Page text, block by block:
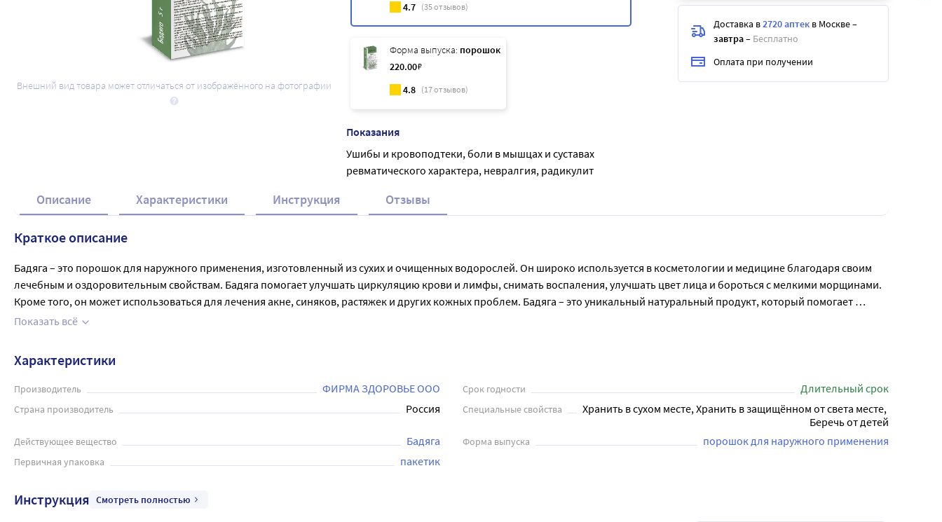
Внешний вид товара может отличаться от изображённого на фотографии
4.7 (35отзывов)
Форма выпуска: порошок
220.00₽
4.8 (17отзывов)
Показания
Ушибы и кровоподтеки, боли в мышцах и суставах
ревматического характера, невралгия, радикулит
Доставка в2720 аптек в Москве–
завтра– Бесплатно
Оплата при получении
Описание Характеристики Инструкция Отзывы
Краткое описание
Бадяга – это порошок для наружного применения, изготовленный из сухих и очищенных водорослей. Он широко используется в косметологии и медицине благодаря своим
лечебным и оздоровительным свойствам. Бадяга помогает улучшать циркуляцию крови и лимфы, снимать воспаления, улучшать цвет лица и бороться с мелкими морщинами.
Кроме того, он может использоваться для лечения акне, синяков, растяжек и других кожных проблем. Бадяга – это уникальный натуральный продукт, который помогает
сохранять здоровье и красоту вашей кожи.
Показать всё
Характеристики
Производитель ФИРМА ЗДОРОВЬЕ ООО Срок годности Длительный срок
Страна производитель Россия Специальные свойства
Хранить в сухом месте, Хранить в защищённом от света месте,
Беречь от детей
Действующее вещество Бадяга Форма выпуска порошок для наружного применения
Первичная упаковка пакетик
Инструкция Смотреть полностью